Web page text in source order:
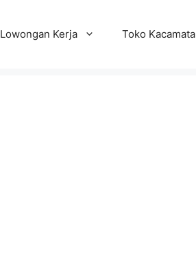
Lowongan Kerja Toko Kacamata